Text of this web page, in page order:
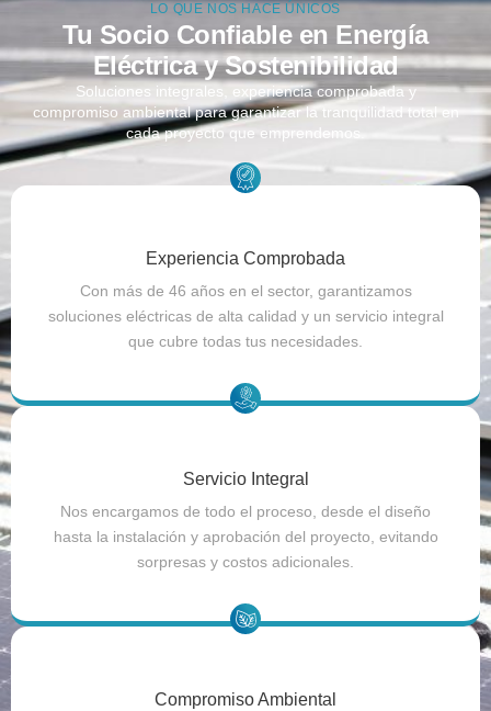
LO QUE NOS HACE ÚNICOS
Tu Socio Confiable en Energía
Eléctrica y Sostenibilidad
Soluciones integrales, experiencia comprobada y
compromiso ambiental para garantizar la tranquilidad total en
cada proyecto que emprendemos.
Experiencia Comprobada
Con más de 46 años en el sector, garantizamos
soluciones eléctricas de alta calidad y un servicio integral
que cubre todas tus necesidades.
Servicio Integral
Nos encargamos de todo el proceso, desde el diseño
hasta la instalación y aprobación del proyecto, evitando
sorpresas y costos adicionales.
Compromiso Ambiental